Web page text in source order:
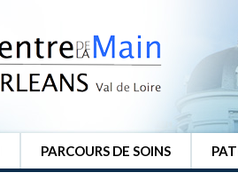
PARCOURS DE SOINS